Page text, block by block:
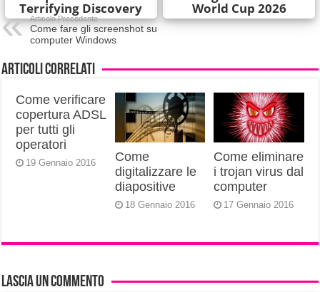
Articolo Precedente
Come fare gli screenshot su
computer Windows
Articoli correlati
Come verificare
copertura ADSL
per tutti gli
operatori
19 Gennaio 2016
Come
digitalizzare le
diapositive
18 Gennaio 2016
Come eliminare
i trojan virus dal
computer
17 Gennaio 2016
Lascia un commento